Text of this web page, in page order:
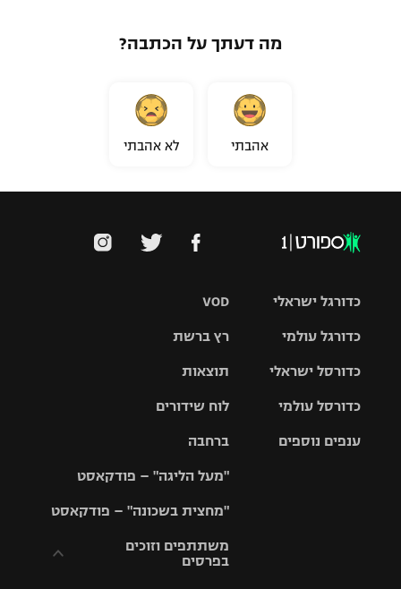
מה דעתך על הכתבה?
אהבתי לא אהבתי
VOD
רץ ברשת
תוצאות
לוח שידורים
ברחבה
"מעל הליגה" – פודקאסט
"מחצית בשכונה" – פודקאסט
משתתפים וזוכים
בפרסים
כדורגל ישראלי
גביע הטוטו
כדורגל עולמי
האלופות
ליגה
כדורסל ישראלי
סל
כדורסל עולמי
ענפים נוספים